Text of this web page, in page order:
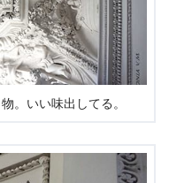
。いい味出してる。